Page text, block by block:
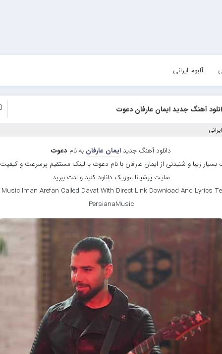
آلبوم ایرانی
آهنگ جدید ایمان عارفان دعوت
دانلود آهنگ جدید ایمان عارفان به نام دعوت
زیبا و شنیدنی از ایمان عارفان با نام دعوت با لینک مستقیم پرسرعت و کیفیت
سایت پرشیانا موزیک دانلود کنید و لذت ببرید
Music Iman Arefan Called Davat With Direct Link Download And Lyrics
PersianaMusic